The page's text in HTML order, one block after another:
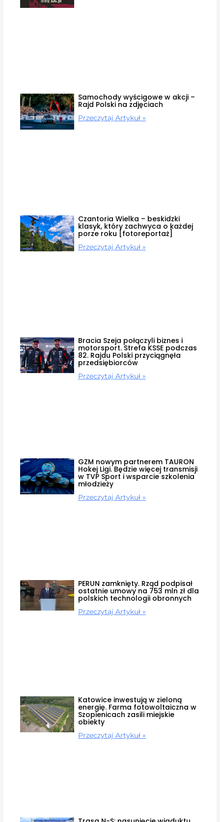
Samochody wyścigowe w akcji –
Rajd Polski na zdjęciach
Przeczytaj Artykuł »
Czantoria Wielka – beskidzki
klasyk, który zachwyca o każdej
porze roku [fotoreportaż]
Przeczytaj Artykuł »
Bracia Szeja połączyli biznes i
motorsport. Strefa KSSE podczas
82. Rajdu Polski przyciągnęła
przedsiębiorców
Przeczytaj Artykuł »
GZM nowym partnerem TAURON
Hokej Ligi. Będzie więcej transmisji
w TVP Sport i wsparcie szkolenia
młodzieży
Przeczytaj Artykuł »
PERUN zamknięty. Rząd podpisał
ostatnie umowy na 753 mln zł dla
polskich technologii obronnych
Przeczytaj Artykuł »
Katowice inwestują w zieloną
energię. Farma fotowoltaiczna w
Szopienicach zasili miejskie
obiekty
Przeczytaj Artykuł »